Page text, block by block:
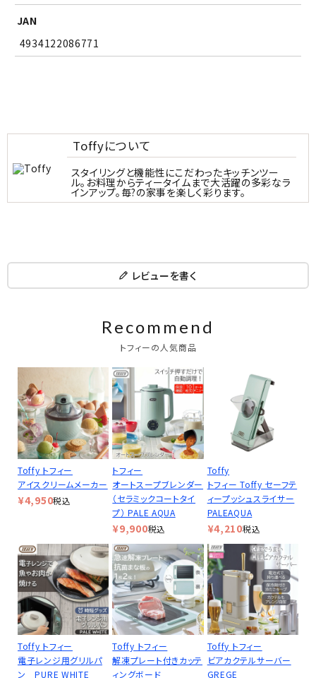
JAN
4934122086771
Toffyについて
スタイリングと機能性にこだわったキッチンツー
ル。お料理からティータイムまで大活躍の多彩なラ
インアップ。毎?の家事を楽しく彩ります。
レビューを書く
Recommend
トフィーの人気商品
Toffy トフィー
アイスクリームメーカー
¥4,950税込
トフィー
オートスープブレンダー
（セラミックコートタイ
プ） PALE AQUA
¥9,900税込
Toffy
トフィー Toffy セーフテ
ィープッシュスライサー
PALEAQUA
¥4,210税込
Toffy トフィー
電子レンジ用グリルパ
ン PURE WHITE
Toffy トフィー
解凍プレート付きカッテ
ィングボード
Toffy トフィー
ビアカクテルサーバー
GREGE